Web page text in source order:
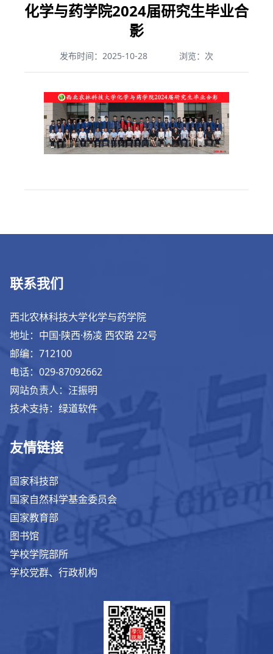
化学与药学院2024届研究生毕业合
影
发布时间：2025-10-28 浏览： 次
联系我们
西北农林科技大学化学与药学院
地址：中国·陕西·杨凌 西农路 22号
邮编：712100
电话：029-87092662
网站负责人：汪振明
技术支持：绿道软件
友情链接
国家科技部
国家自然科学基金委员会
国家教育部
图书馆
学校学院部所
学校党群、行政机构